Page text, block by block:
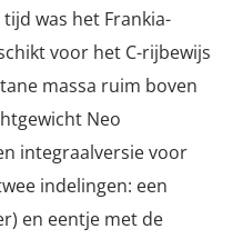
was het Frankia-
voor het C-rijbewijs
massa ruim boven
Neo
integraalversie voor
indelingen: een
en eentje met de